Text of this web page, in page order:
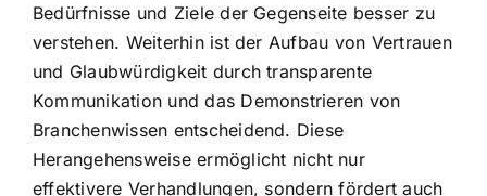
Bedürfnisse und Ziele der Gegenseite besser zu
verstehen. Weiterhin ist der Aufbau von Vertrauen
und Glaubwürdigkeit durch transparente
Kommunikation und das Demonstrieren von
Branchenwissen entscheidend. Diese
Herangehensweise ermöglicht nicht nur
effektivere Verhandlungen, sondern fördert auch